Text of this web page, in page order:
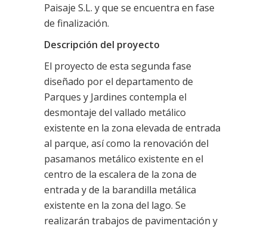
Paisaje S.L. y que se encuentra en fase
de finalización.
Descripción del proyecto
El proyecto de esta segunda fase
diseñado por el departamento de
Parques y Jardines contempla el
desmontaje del vallado metálico
existente en la zona elevada de entrada
al parque, así como la renovación del
pasamanos metálico existente en el
centro de la escalera de la zona de
entrada y de la barandilla metálica
existente en la zona del lago. Se
realizarán trabajos de pavimentación y